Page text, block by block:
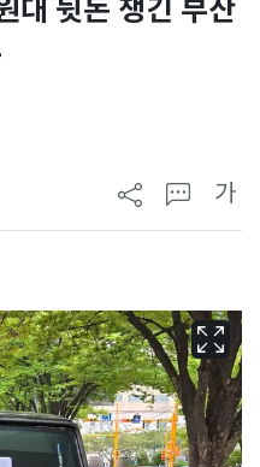
대 뒷돈 챙긴 부산
가